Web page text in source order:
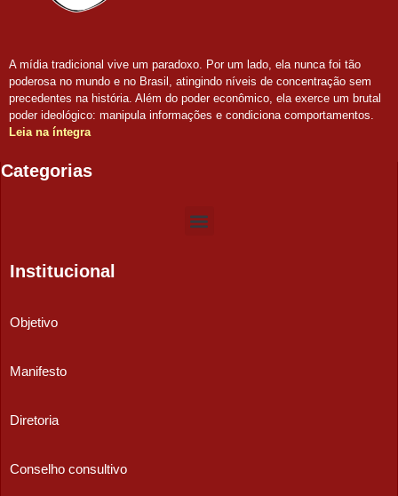
A mídia tradicional vive um paradoxo. Por um lado, ela nunca foi tão
poderosa no mundo e no Brasil, atingindo níveis de concentração sem
precedentes na história. Além do poder econômico, ela exerce um brutal
poder ideológico: manipula informações e condiciona comportamentos.
Leia na íntegra
Categorias
Institucional
Objetivo
Manifesto
Diretoria
Conselho consultivo